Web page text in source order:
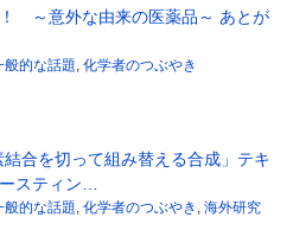
～意外な由来の医薬品～ あとが
般的な話題, 化学者のつぶやき
結合を切って組み替える合成」テキ
スティン…
般的な話題, 化学者のつぶやき , 海外研究